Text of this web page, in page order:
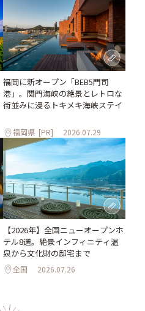
福岡に新オープン「BEB5門司
港」。関門海峡の絶景とレトロな
街並みに浸るトキメキ海峡ステイ
福岡県 [PR] 2026.07.29
【2026年】全国ニューオープンホ
テル8選。絶景インフィニティ温
泉から文化財の邸宅まで
全国 2026.07.26